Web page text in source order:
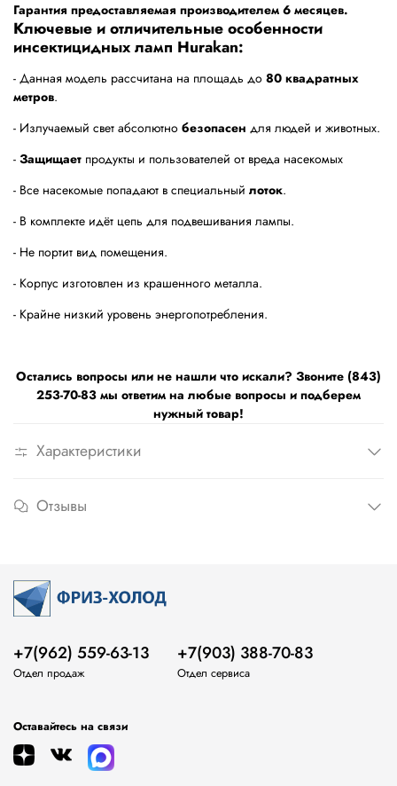
Гарантия предоставляемая производителем 6 месяцев.
Ключевые и отличительные особенности
инсектицидных ламп Hurakan:
- Данная модель рассчитана на площадь до 80 квадратных
метров.
- Излучаемый свет абсолютно безопасен для людей и животных.
- Защищает продукты и пользователей от вреда насекомых
- Все насекомые попадают в специальный лоток.
- В комплекте идёт цепь для подвешивания лампы.
- Не портит вид помещения.
- Корпус изготовлен из крашенного металла.
- Крайне низкий уровень энергопотребления.
Остались вопросы или не нашли что искали? Звоните (843)
253-70-83 мы ответим на любые вопросы и подберем
нужный товар!
Характеристики
Отзывы
+7(962) 559-63-13
Отдел продаж
+7(903) 388-70-83
Отдел сервиса
Оставайтесь на связи